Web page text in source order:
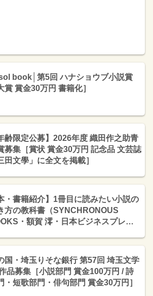
book│第5回 ハナショウブ小説賞
賞 賞金30万円 書籍化］
齢限定公募】2026年度 織田作之助青
募集［賞状 賞金30万円 記念品 文芸誌
田文學」に全文を掲載］
・書籍紹介】1冊目に読みたい小説の
方の教科書（SYNCHRONOUS
・額賀 澪・日本ビジネスプレ
国・埼玉りそな銀行 第57回 埼玉文学
品募集［小説部門 賞金100万円 / 詩
・短歌部門・俳句部門 賞金30万円］